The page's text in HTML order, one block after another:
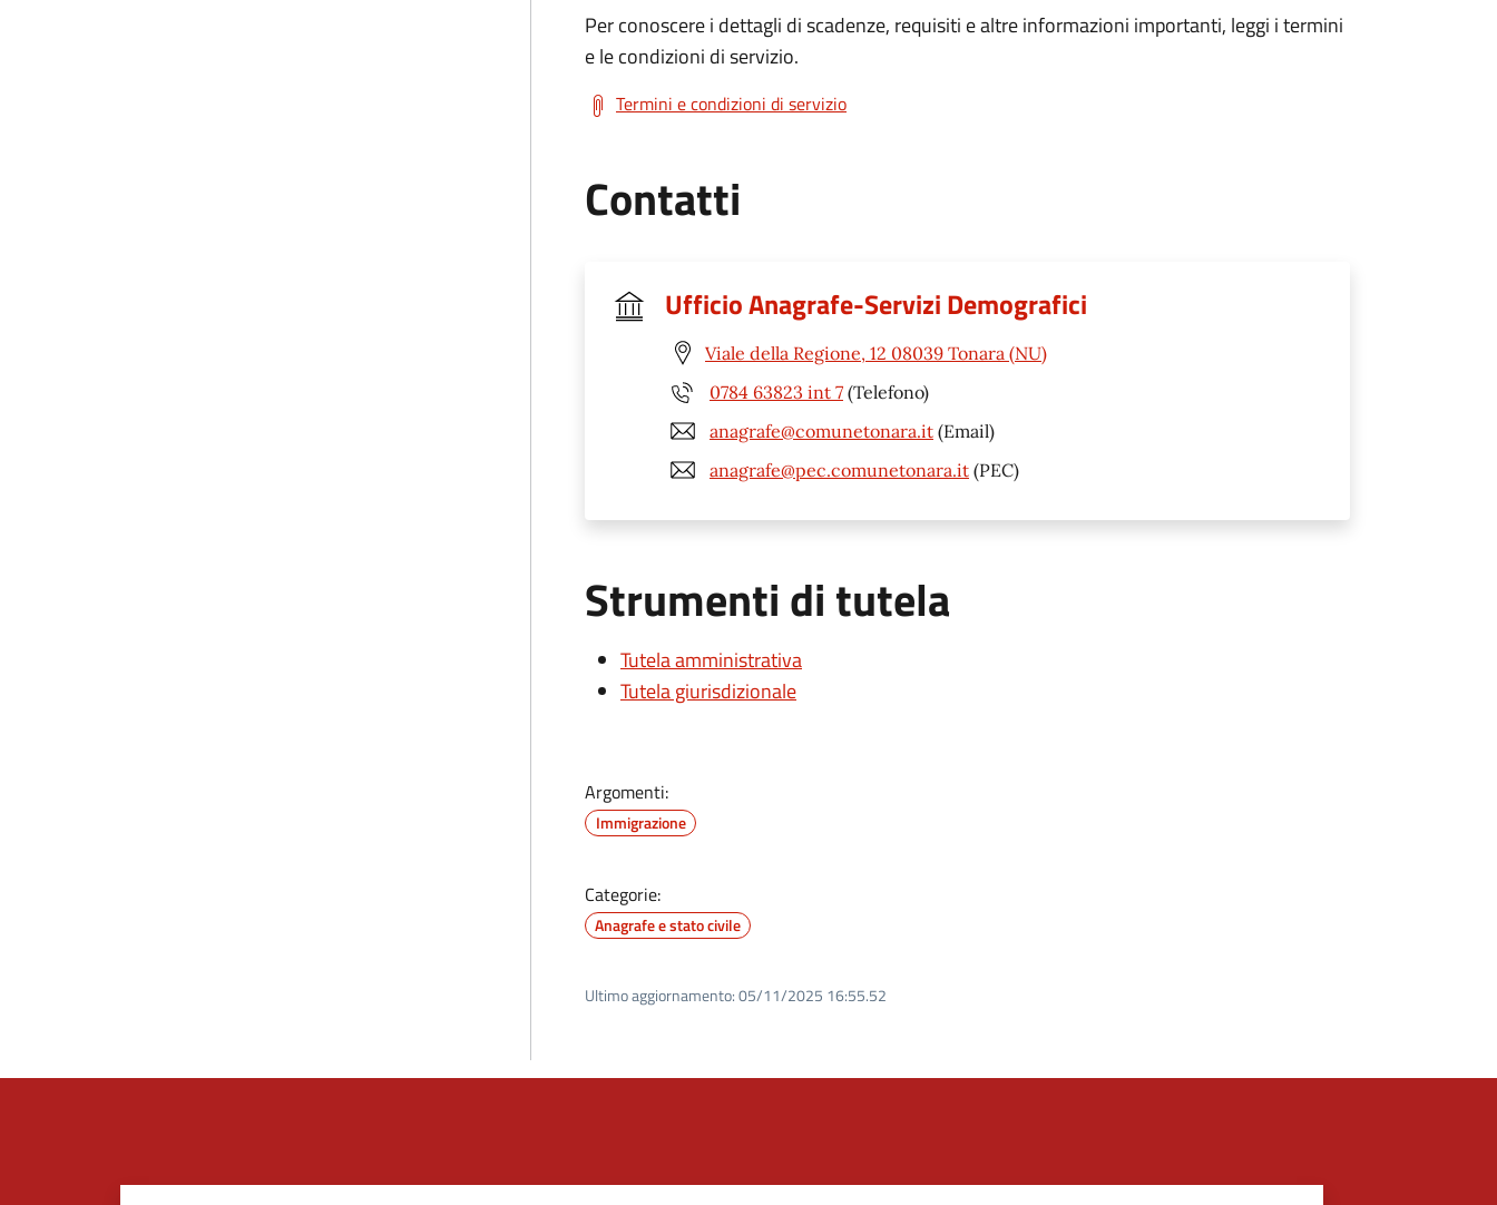
Per conoscere i dettagli di scadenze, requisiti e altre informazioni importanti, leggi i termini
e le condizioni di servizio.
Termini e condizioni di servizio
Contatti
Ufficio Anagrafe-Servizi Demografici
Viale della Regione, 12 08039 Tonara (NU)
0784 63823 int 7 (Telefono)
anagrafe@comunetonara.it (Email)
anagrafe@pec.comunetonara.it (PEC)
Strumenti di tutela
Tutela amministrativa
Tutela giurisdizionale
Argomenti:
Immigrazione
Categorie:
Anagrafe e stato civile
Ultimo aggiornamento:05/11/2025 16:55.52